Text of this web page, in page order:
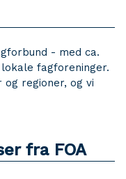
- med ca.
fagforeninger.
regioner, og vi
fra FOA